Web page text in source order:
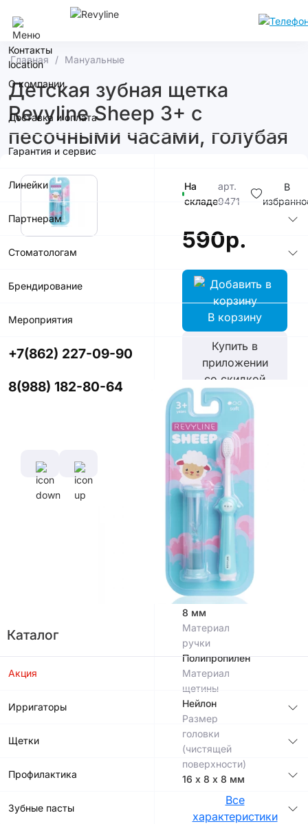
Контакты
О компании
Доставка и оплата
Гарантия и сервис
Линейки
Партнерам
Стоматологам
Брендирование
Мероприятия
+7(862) 227-09-90
8(988) 182-80-64
Каталог
Акция
Ирригаторы
Щетки
Профилактика
Зубные пасты
Главная Мануальные
Детская зубная щетка
Revyline Sheep 3+ с
песочными часами, голубая
На
складе
арт.
9471
В
590р.
В корзину
Купить в
приложении
со скидкой
Цвет
Характеристики
Диаметр
щетины,
мм
0,127 мм
Длина
ручки,
см
12,5
см
Длина
щетины,
мм
8 мм
Материал
ручки
Полипропилен
Материал
щетины
Нейлон
Размер
головки
(чистящей
поверхности)
16 х 8 х 8 мм
Все
характеристики